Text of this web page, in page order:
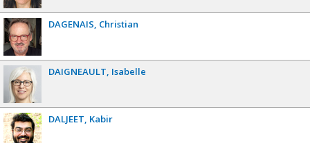
DAGENAIS Christian
DAIGNEAULT Isabelle
DALJEET Kabir